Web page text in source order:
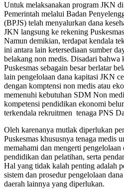
Untuk melaksanakan program JKN
Pemerintah melalui Badan
(BPJS) telah menyalurkan dana
JKN langsung ke rekening
Namun demikian, terdapat kendala
ini antara lain ketersediaan sumber
belakang non medis. Disadari
Puskesmas sebagain besar berlatar
lain pengelolaan dana kapitasi JKN
dengan komptensi non medis atau
memenuhi kebutuhan SDM Non
kompetensi pendidikan ekonomi
terkendala rekruitmen tenaga PNS
Oleh karenanya mutlak diperlukan
Puskesmas khususnya tenaga medis
memahami dan mengerti
pendidikan dan pelatihan, serta
Hal yang tidak kalah penting adalah
sistem dan prosedur pengelolaan
daerah lainnya yang diperlukan.